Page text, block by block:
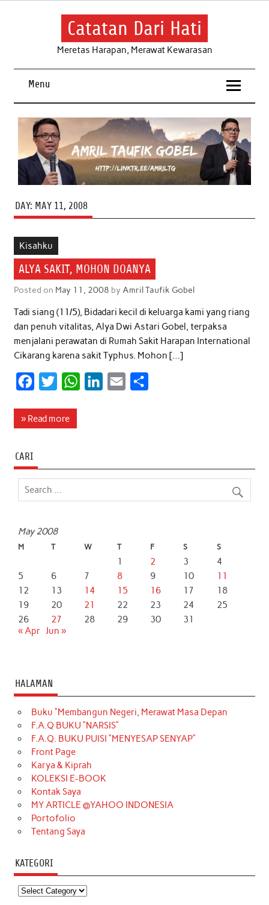
Skip
Catatan Dari Hati
Meretas Harapan, Merawat Kewarasan
Menu
DAY: MAY 11, 2008
Kisahku
ALYA SAKIT, MOHON DOANYA
Posted on May 11, 2008 by Amril Taufik Gobel
Tadi siang (11/5), Bidadari kecil di keluarga kami yang riang
dan penuh vitalitas, Alya Dwi Astari Gobel, terpaksa
menjalani perawatan di Rumah Sakit Harapan International
Cikarang karena sakit Typhus. Mohon […]
c
o
o
i
e
W
A
d
» Read more
CARI
May 2008
M T W T F S S
1 2 3
4
5
6 7 8 9 10
11
12
13 14 15 16 17
18
19
20 21 22 23 24
25
26
27 28 29 30
31
« Apr Jun »
HALAMAN
Buku “Membangun Negeri, Merawat Masa Depan
F.A.Q BUKU “NARSIS”
F.A.Q. BUKU PUISI “MENYESAP SENYAP”
Front Page
Karya & Kiprah
KOLEKSI E-BOOK
Kontak Saya
MY ARTICLE @YAHOO INDONESIA
Portofolio
Tentang Saya
KATEGORI
Kategori